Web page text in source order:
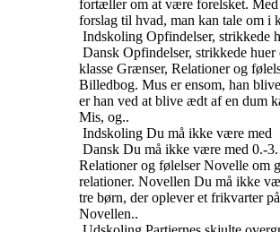
fortæller om at være forelsket.
forslag til hvad, man kan tale om i
Indskoling Opfindelser, strikkede
Dansk Opfindelser, strikkede huer
klasse Grænser, Relationer og
Billedbog. Mus er ensom, han
er han ved at blive ædt af en dum
Mis, og..
Indskoling Du må ikke være med
Dansk Du må ikke være med 0.-3.
Relationer og følelser Novelle om
relationer. Novellen Du må ikke
tre børn, der oplever et frikvarter
Novellen..